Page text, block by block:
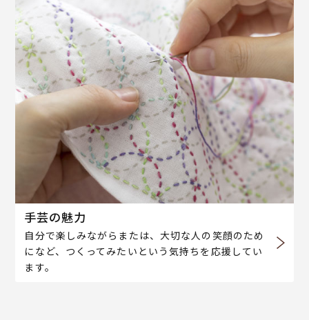
手芸の魅力
自分で楽しみながらまたは、大切な人の笑顔のため
になど、つくってみたいという気持ちを応援してい
ます。